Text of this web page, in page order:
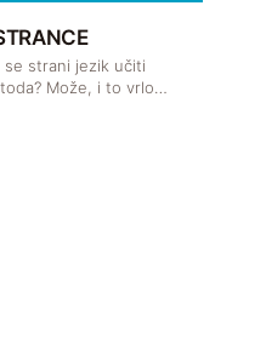
se strani jezik učiti
Može, i to vrlo…